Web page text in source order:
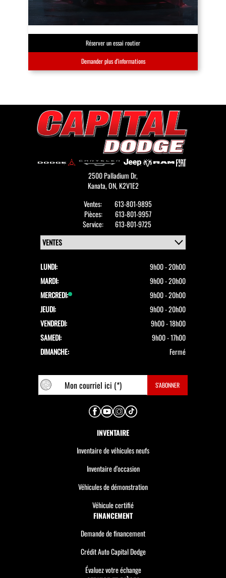
Réserver un essai routier
Demander plus d’informations
2500 Palladium Dr,
Kanata,ON, K2V1E2
Ventes:
613-801-9895
Pièces:
613-801-9957
Service:
613-801-9725
LUNDI:
9h00 - 20h00
MARDI:
9h00 - 20h00
MERCREDI:
9h00 - 20h00
JEUDI:
9h00 - 20h00
VENDREDI:
9h00 - 18h00
SAMEDI:
9h00 - 17h00
DIMANCHE:
Fermé
INVENTAIRE
Inventaire de véhicules neufs
Inventaire d’occasion
Véhicules de démonstration
Véhicule certifié
FINANCEMENT
Demande de financement
Crédit Auto Capital Dodge
Évaluez votre échange